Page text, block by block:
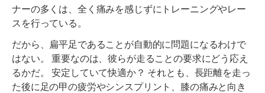
ナーの多くは、全く痛みを感じずにトレーニングやレー
スを行っている。
だから、扁平足であることが自動的に問題になるわけで
はない。 重要なのは、彼らが走ることの要求にどう応え
るかだ。 安定していて快適か？ それとも、長距離を走っ
た後に足の甲の疲労やシンスプリント、膝の痛みと向き